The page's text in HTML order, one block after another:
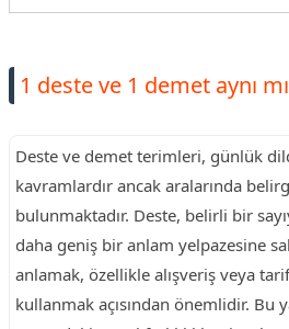
1 deste ve 1 demet aynı
Deste ve demet terimleri, günlük
kavramlardır ancak aralarında
bulunmaktadır. Deste, belirli bir
daha geniş bir anlam yelpazesine
anlamak, özellikle alışveriş veya
kullanmak açısından önemlidir. Bu